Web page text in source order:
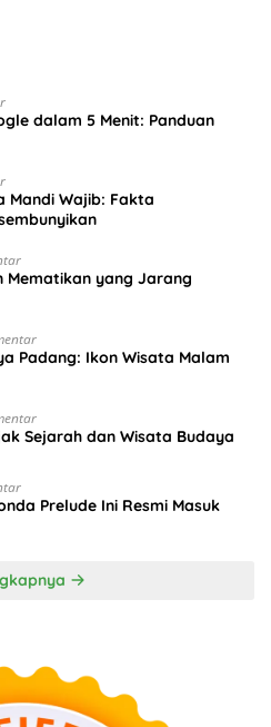
dalam 5 Menit: Panduan
Mandi Wajib: Fakta
Mematikan yang Jarang
Padang: Ikon Wisata Malam
Sejarah dan Wisata Budaya
Prelude Ini Resmi Masuk